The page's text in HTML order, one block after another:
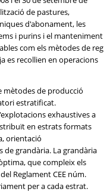
de pastures,
d'abonament, les
i purins i el manteniment
com els mètodes de reg
es recollien en operacions
mètodes de producció
estratificat.
exhaustives a
en estrats formats
orientació
de grandària. La grandària
que compleix els
Reglament CEE núm.
per a cada estrat.